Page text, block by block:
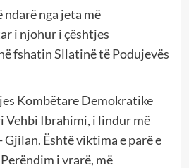
ndarë nga jeta më
i njohur i çështjes
fshatin Sllatinë të Podujevës
Kombëtare Demokratike
Vehbi Ibrahimi, i lindur më
Gjilan. Është viktima e parë e
i vrarë, më